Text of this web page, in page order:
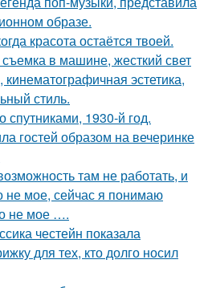
образе.
красота остаётся твоей.
в машине, жесткий свет
эстетика,
стиль.
спутниками, 1930-й год.
гостей образом на вечеринке
там не работать, и
не мое, сейчас я понимаю
не мое ….
честейн показала
для тех, кто долго носил